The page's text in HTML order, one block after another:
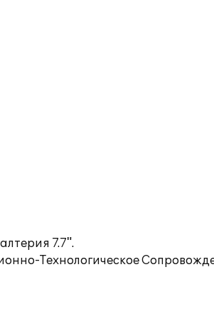
7.7".
Технологическое